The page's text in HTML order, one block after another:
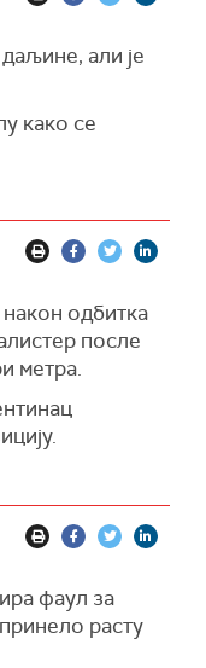
али је
како се
одбитка
после
метра.
фаул за
расту